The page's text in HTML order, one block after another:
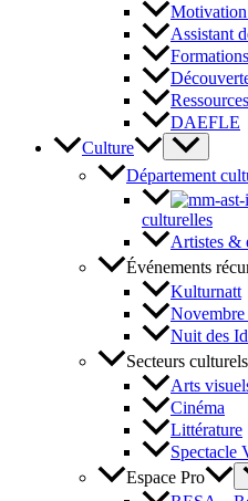
Motivation
Assistant
Formations
DAEFLE
Culture
Département
culturelles
Artistes &
Événements
Kulturnatt
Nuit des
Secteurs culturels
Arts
Cinéma
Littérature
Spectacle
Espace Pro